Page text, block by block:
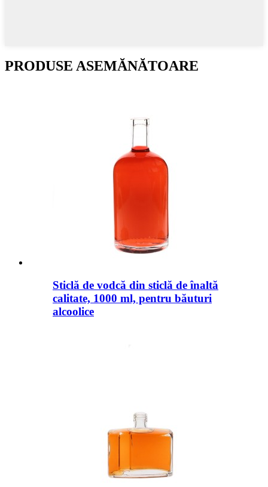
PRODUSE ASEMĂNĂTOARE
Sticlă de vodcă din sticlă de înaltă
calitate, 1000 ml, pentru băuturi
alcoolice